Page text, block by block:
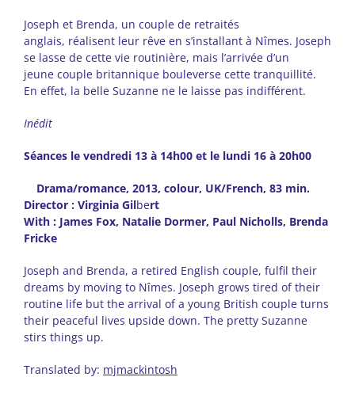
Joseph et Brenda, un couple de retraités
anglais, réalisent leur rêve en s’installant à Nîmes. Joseph
se lasse de cette vie routinière, mais l’arrivée d’un
jeune couple britannique bouleverse cette tranquillité.
En effet, la belle Suzanne ne le laisse pas indifférent.
Inédit
Séances le vendredi 13 à 14h00 et le lundi 16 à 20h00
Drama/romance, 2013, colour, UK/French, 83 min.
Director : Virginia Gilbert
With : James Fox, Natalie Dormer, Paul Nicholls, Brenda
Fricke
Joseph and Brenda, a retired English couple, fulfil their
dreams by moving to Nîmes. Joseph grows tired of their
routine life but the arrival of a young British couple turns
their peaceful lives upside down. The pretty Suzanne
stirs things up.
Translated by: mjmackintosh